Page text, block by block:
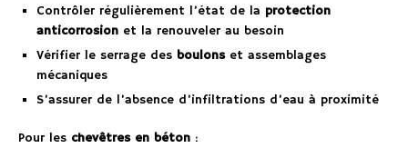
Contrôler régulièrement l’état de la protection
anticorrosion et la renouveler au besoin
Vérifier le serrage des boulonset assemblages
mécaniques
S’assurer de l’absence d’infiltrations d’eau à proximité
Pour les chevêtres en béton :